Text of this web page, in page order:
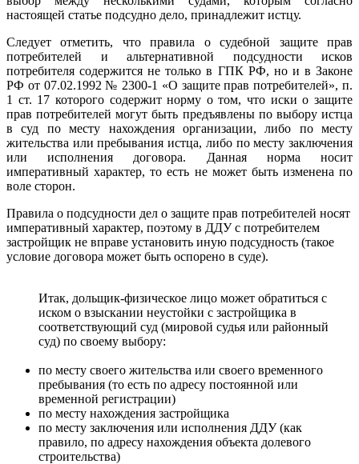
настоящей статье подсудно дело, принадлежит истцу.
Следует отметить, что правила о судебной защите прав
потребителей и альтернативной подсудности исков
потребителя содержится не только в ГПК РФ, но и в Законе
РФ от 07.02.1992 № 2300-1 «О защите прав потребителей», п.
1 ст. 17 которого содержит норму о том, что иски о защите
прав потребителей могут быть предъявлены по выбору истца
в суд по месту нахождения организации, либо по месту
жительства или пребывания истца, либо по месту заключения
или исполнения договора. Данная норма носит
императивный характер, то есть не может быть изменена по
воле сторон.
Правила о подсудности дел о защите прав потребителей носят
императивный характер, поэтому в ДДУ с потребителем
застройщик не вправе установить иную подсудность (такое
условие договора может быть оспорено в суде).
Итак, дольщик-физическое лицо может обратиться с
иском о взыскании неустойки с застройщика в
соответствующий суд (мировой судья или районный
суд) по своему выбору:
по месту своего жительства или своего временного
пребывания (то есть по адресу постоянной или
временной регистрации)
по месту нахождения застройщика
по месту заключения или исполнения ДДУ (как
правило, по адресу нахождения объекта долевого
строительства)